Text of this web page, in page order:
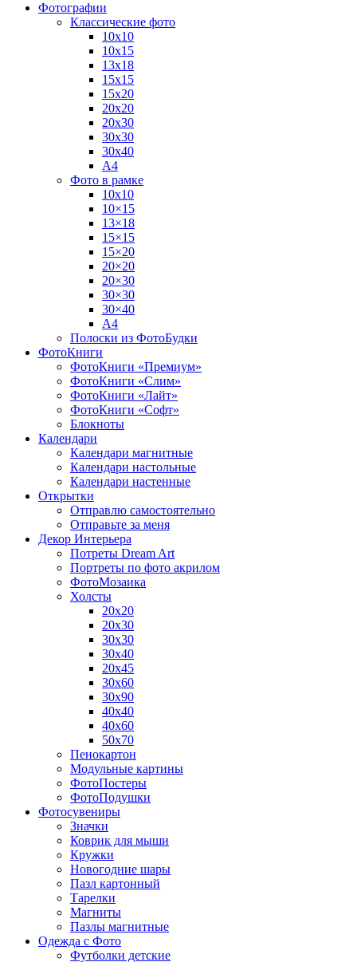
Фотографии
Классические фото
10х10
10х15
13х18
15х15
15х20
20х20
20х30
30х30
30х40
А4
Фото в рамке
10х10
10×15
13×18
15×15
15×20
20×20
20×30
30×30
30×40
A4
Полоски из ФотоБудки
ФотоКниги
ФотоКниги «Премиум»
ФотоКниги «Слим»
ФотоКниги «Лайт»
ФотоКниги «Софт»
Блокноты
Календари
Календари магнитные
Календари настольные
Календари настенные
Открытки
Отправлю самостоятельно
Отправьте за меня
Декор Интерьера
Потреты Dream Art
Портреты по фото акрилом
ФотоМозаика
Холсты
20х20
20х30
30х30
30х40
20х45
30х60
30х90
40х40
40х60
50х70
Пенокартон
Модульные картины
ФотоПостеры
ФотоПодушки
Фотоcувениры
Значки
Коврик для мыши
Кружки
Новогодние шары
Пазл картонный
Тарелки
Магниты
Пазлы магнитные
Одежда с Фото
Футболки детские